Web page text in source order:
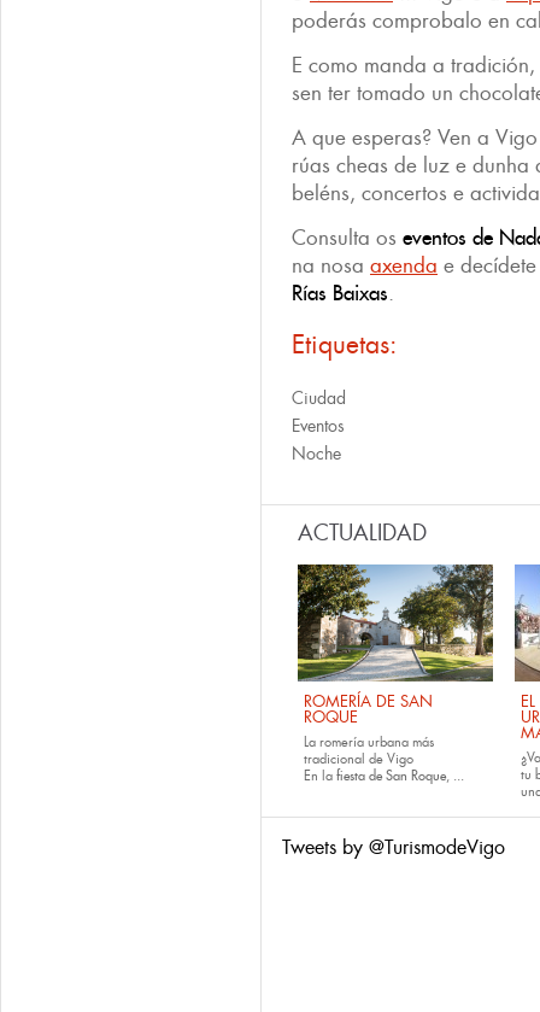
poderás comprobalo en
E como manda a
sen ter tomado un
A que esperas? Ven a
rúas cheas de luz e
beléns, concertos e
Consulta os eventos de
na nosa axenda e
Rías Baixas.
Etiquetas:
Ciudad
Eventos
Noche
ACTUALIDAD
ROMERÍA DE SAN
ROQUE
La romería urbana más
tradicional de Vigo
En la fiesta de San Roque, ...
tu
Tweets by @TurismodeVigo